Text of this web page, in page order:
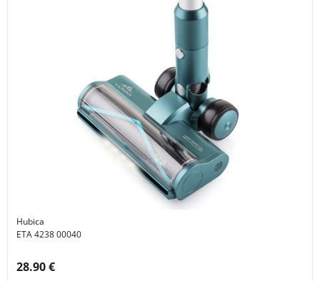
Hubica
ETA 4238 00040
Cena s DPH:
28.90 €